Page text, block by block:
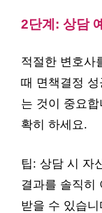
2단계: 상담
적절한 변호사
때 면책결정
는 것이 중요
확히 하세요.
팁: 상담 시 자
결과를 솔직히
받을 수 있습니